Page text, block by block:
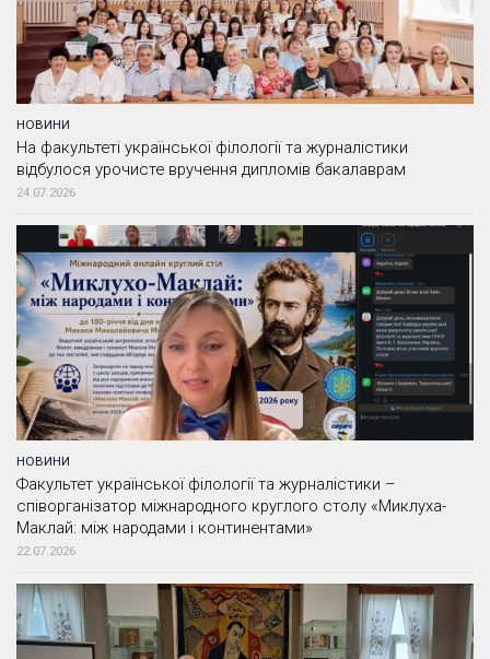
НОВИНИ
На факультеті української філології та журналістики
відбулося урочисте вручення дипломів бакалаврам
24.07.2026
НОВИНИ
Факультет української філології та журналістики –
співорганізатор міжнародного круглого столу «Миклуха-
Маклай: між народами і континентами»
22.07.2026